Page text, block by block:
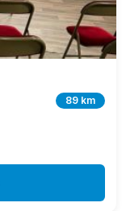
89 km